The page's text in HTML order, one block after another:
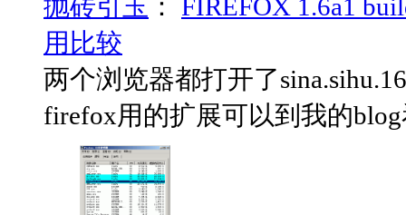
抛砖引玉 ： FIREFOX 1.6a1
用比较
两个浏览器都打开了
firefox用的扩展可以到我的